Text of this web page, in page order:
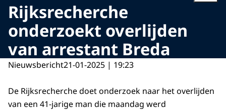
Rijksrecherche
onderzoekt overlijden
van arrestant Breda
Nieuwsbericht21-01-2025 | 19:23
De Rijksrecherche doet onderzoek naar het overlijden
van een 41-jarige man die maandag werd